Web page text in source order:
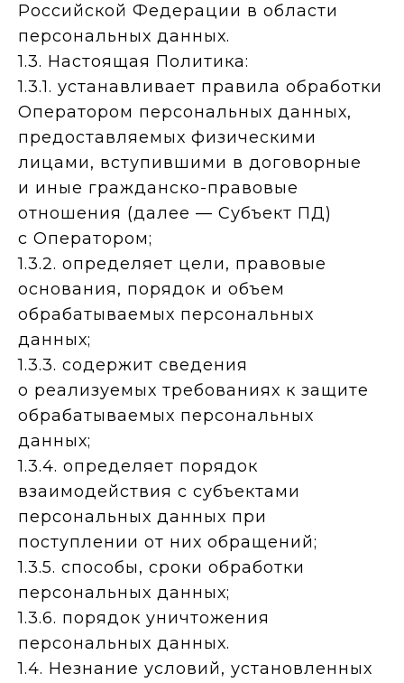
Российской Федерации в области
персональных данных.
1.3. Настоящая Политика:
1.3.1. устанавливает правила обработки
Оператором персональных данных,
предоставляемых физическими
лицами, вступившими в договорные
и иные гражданско-правовые
отношения (далее — Субъект ПД)
с Оператором;
1.3.2. определяет цели, правовые
основания, порядок и объем
обрабатываемых персональных
данных;
1.3.3. содержит сведения
о реализуемых требованиях к защите
обрабатываемых персональных
данных;
1.3.4. определяет порядок
взаимодействия с субъектами
персональных данных при
поступлении от них обращений;
1.3.5. способы, сроки обработки
персональных данных;
1.3.6. порядок уничтожения
персональных данных.
1.4. Незнание условий, установленных